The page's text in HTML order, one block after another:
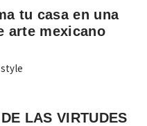
tu casa en una
arte mexicano
LAS VIRTUDES